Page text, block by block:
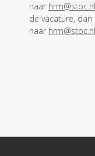
naar hrm@stoc.nl
de vacature,
naar hrm@stoc.nl